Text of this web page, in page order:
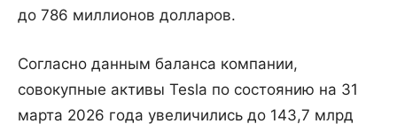
до 786 миллионов долларов.
Согласно данным баланса компании,
совокупные активы Tesla по состоянию на 31
марта 2026 года увеличились до 143,7 млрд